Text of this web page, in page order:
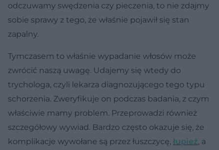
odczuwamy swędzenia czy pieczenia, to nie zdajmy
sobie sprawy z tego, że właśnie pojawił się stan
zapalny.
Tymczasem to właśnie wypadanie włosów może
zwrócić naszą uwagę. Udajemy się wtedy do
trychologa, czyli lekarza diagnozującego tego typu
schorzenia. Zweryfikuje on podczas badania, z czym
właściwie mamy problem. Przeprowadzi również
szczegółowy wywiad. Bardzo często okazuje się, że
komplikacje wywołane są przez łuszczycę, łupież, a